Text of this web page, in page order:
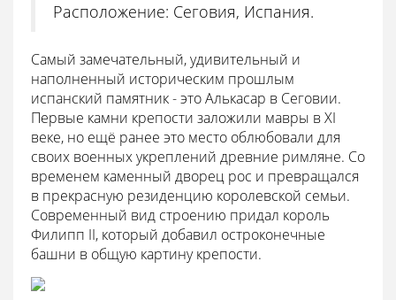
Расположение: Сеговия, Испания.
Самый замечательный, удивительный и
наполненный историческим прошлым
испанский памятник - это Алькасар в Сеговии.
Первые камни крепости заложили мавры в XI
веке, но ещё ранее это место облюбовали для
своих военных укреплений древние римляне. Со
временем каменный дворец рос и превращался
в прекрасную резиденцию королевской семьи.
Современный вид строению придал король
Филипп II, который добавил остроконечные
башни в общую картину крепости.